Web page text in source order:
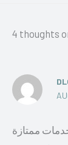
ممتازة